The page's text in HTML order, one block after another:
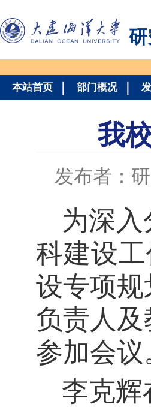
本站首页 部门概况
我
发布者：
为深
科建设
设专项
负责人
参加会
李克辉